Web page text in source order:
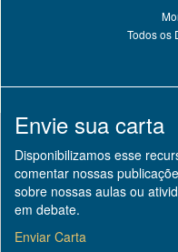
Todos os
Envie sua carta
Disponibilizamos esse
comentar nossas
sobre nossas aulas ou
em debate.
Enviar Carta